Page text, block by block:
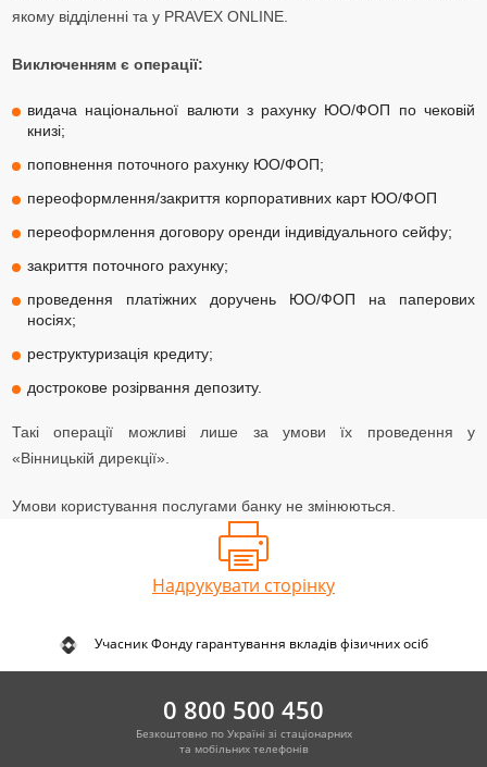
якому відділенні та у PRAVEX ONLINE.
Виключенням є операції:
видача національної валюти з рахунку ЮО/ФОП по чековій
книзі;
поповнення поточного рахунку ЮО/ФОП;
переоформлення/закриття корпоративних карт ЮО/ФОП
переоформлення договору оренди індивідуального сейфу;
закриття поточного рахунку;
проведення платіжних доручень ЮО/ФОП на паперових
носіях;
реструктуризація кредиту;
дострокове розірвання депозиту.
Такі операції можливі лише за умови їх проведення у
«Вінницькій дирекції».
Умови користування послугами банку не змінюються.
Надрукувати сторінку
Учасник Фонду гарантування вкладів фізичних осіб
0 800 500 450
Безкоштовно по Україні зі стаціонарних
та мобільних телефонів